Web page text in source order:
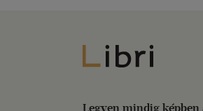
Libri
Legyen mindig